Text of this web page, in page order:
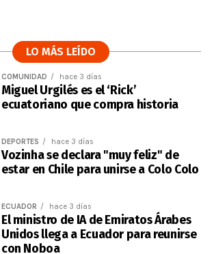
LO MÁS LEÍDO
COMUNIDAD hace 3 días
Miguel Urgilés es el ‘Rick’
ecuatoriano que compra historia
DEPORTES hace 3 días
Vozinha se declara "muy feliz" de
estar en Chile para unirse a Colo Colo
ECUADOR hace 3 días
El ministro de IA de Emiratos Árabes
Unidos llega a Ecuador para reunirse
con Noboa